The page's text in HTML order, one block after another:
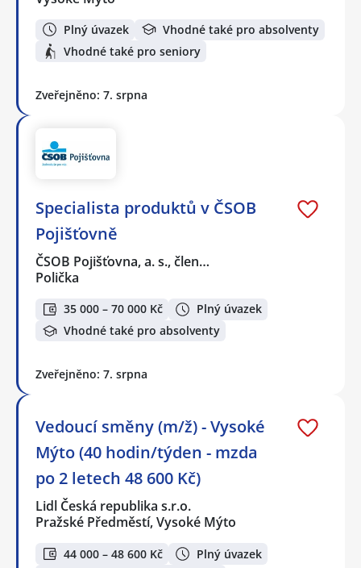
Plný úvazek
Vhodné také pro absolventy
Vhodné také pro seniory
Zveřejněno: 7. srpna
Specialista produktů v ČSOB
Pojišťovně
ČSOB Pojišťovna, a. s., člen…
Polička
35 000 – 70 000 Kč
Plný úvazek
Vhodné také pro absolventy
Zveřejněno: 7. srpna
Vedoucí směny (m/ž) - Vysoké
Mýto (40 hodin/týden - mzda
po 2 letech 48 600 Kč)
Lidl Česká republika s.r.o.
Pražské Předměstí, Vysoké Mýto
44 000 – 48 600 Kč
Plný úvazek